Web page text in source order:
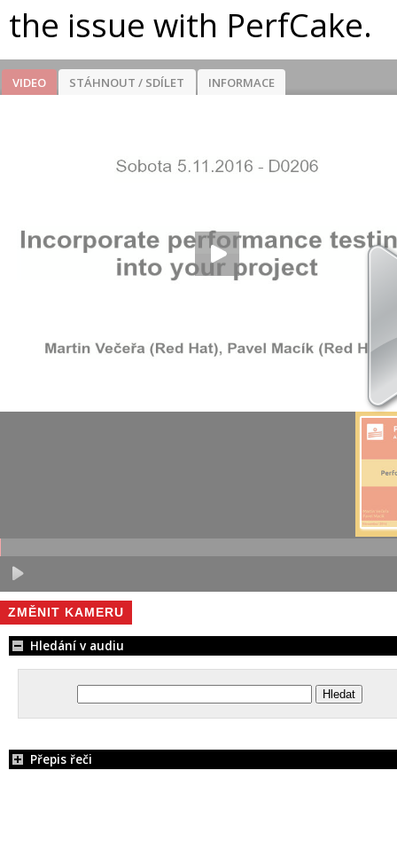
the issue with PerfCake.
VIDEO STÁHNOUT / SDÍLET INFORMACE
ZMĚNIT KAMERU
Hledání v audiu
Přepis řeči